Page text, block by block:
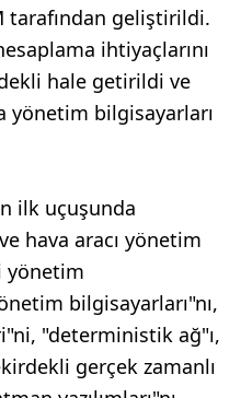
tarafından geliştirildi.
ihtiyaçlarını
hale getirildi ve
yönetim bilgisayarları
ilk uçuşunda
hava aracı yönetim
yönetim
bilgisayarları"nı,
"deterministik ağ"ı,
gerçek zamanlı